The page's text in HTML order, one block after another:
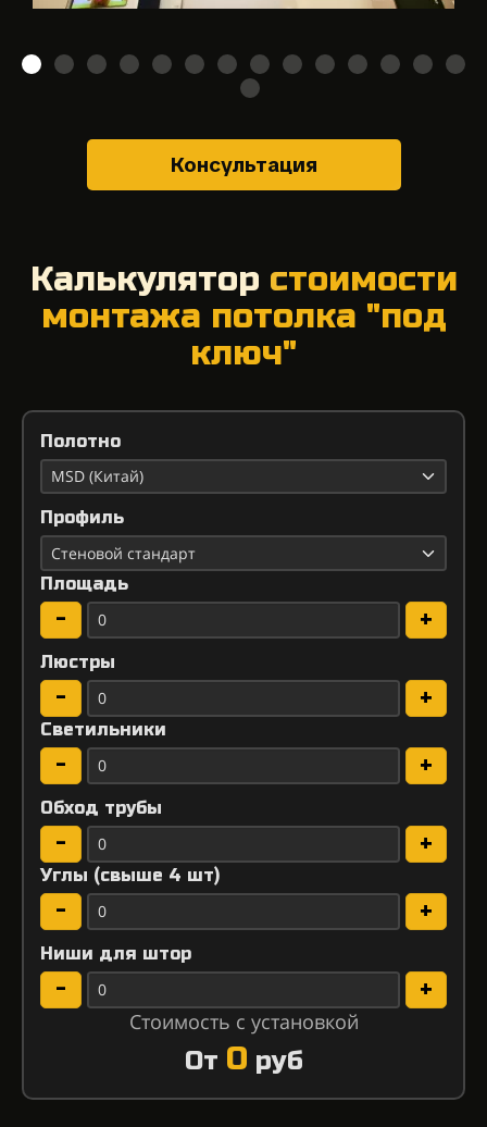
Консультация
Калькулятор стоимости
монтажа потолка "под
ключ"
Полотно
Профиль
Площадь
- +
Люстры
- +
Светильники
- +
Обход трубы
- +
Углы (свыше 4 шт)
- +
Ниши для штор
- +
Стоимость с установкой
От 0 руб